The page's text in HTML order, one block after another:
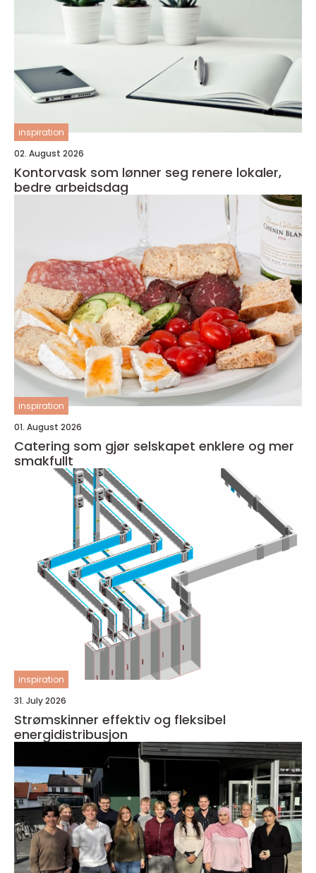
inspiration
02. August 2026
Kontorvask som lønner seg renere lokaler,
bedre arbeidsdag
inspiration
01. August 2026
Catering som gjør selskapet enklere og mer
smakfullt
inspiration
31. July 2026
Strømskinner effektiv og fleksibel
energidistribusjon